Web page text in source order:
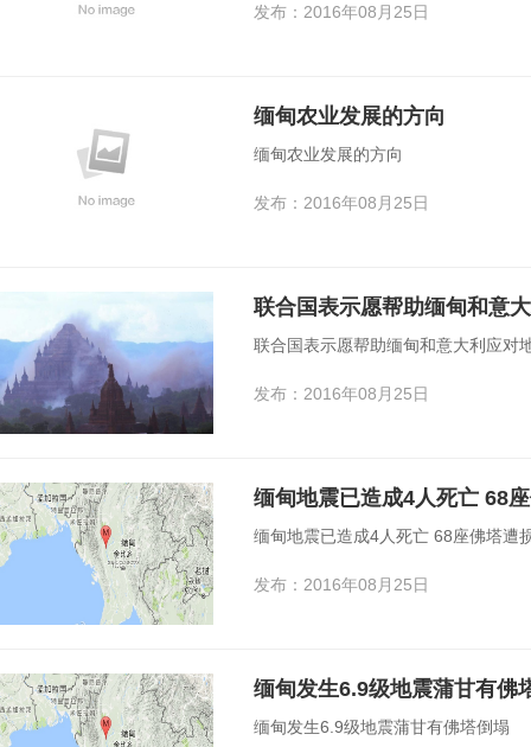
发布：2016年08月25日
缅甸农业发展的方向
缅甸农业发展的方向
发布：2016年08月25日
联合国表示愿帮助缅甸和意
联合国表示愿帮助缅甸和意大利应对
发布：2016年08月25日
缅甸地震已造成4人死亡 68
缅甸地震已造成4人死亡 68座佛塔遭
发布：2016年08月25日
缅甸发生6.9级地震蒲甘有佛
缅甸发生6.9级地震蒲甘有佛塔倒塌